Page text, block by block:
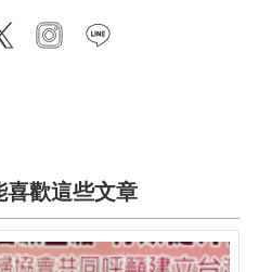
twitter instagram
喜歡這些文章